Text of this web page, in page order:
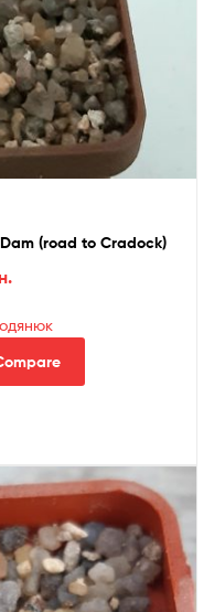
(road to Cradock)